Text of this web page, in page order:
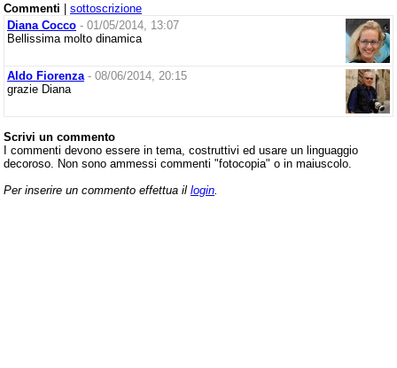
Commenti | sottoscrizione
Diana Cocco - 01/05/2014, 13:07
Bellissima molto dinamica
Aldo Fiorenza - 08/06/2014, 20:15
grazie Diana
Scrivi un commento
I commenti devono essere in tema, costruttivi ed usare un linguaggio
decoroso. Non sono ammessi commenti "fotocopia" o in maiuscolo.
Per inserire un commento effettua il login